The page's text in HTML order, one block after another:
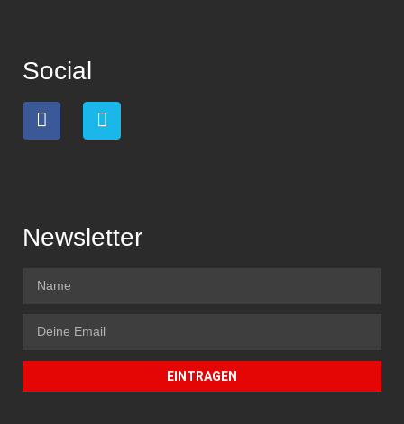
Social
Newsletter
EINTRAGEN